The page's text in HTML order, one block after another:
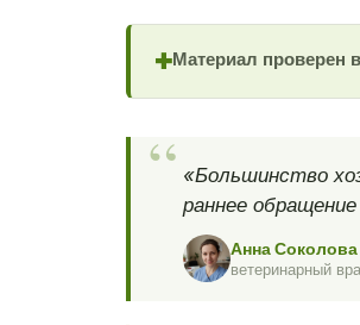
✚Материал проверен
«Большинство
раннее
Анна Соколова
ветеринарный